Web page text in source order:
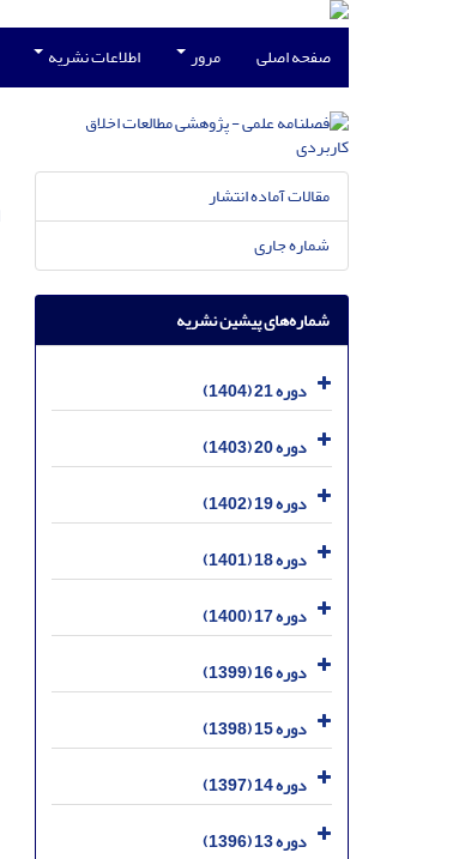
صفحه اصلی مرور اطلاعات نشریه
مقالات آماده انتشار
شماره جاری
شماره‌های پیشین نشریه
دوره 21 (1404)
دوره 20 (1403)
دوره 19 (1402)
دوره 18 (1401)
دوره 17 (1400)
دوره 16 (1399)
دوره 15 (1398)
دوره 14 (1397)
دوره 13 (1396)